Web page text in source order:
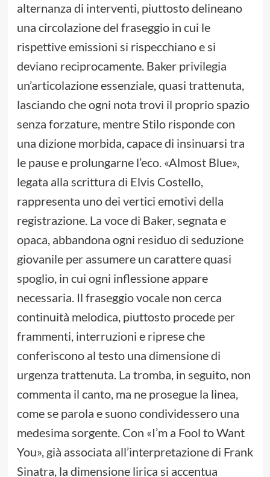
alternanza di interventi, piuttosto delineano
una circolazione del fraseggio in cui le
rispettive emissioni si rispecchiano e si
deviano reciprocamente. Baker privilegia
un’articolazione essenziale, quasi trattenuta,
lasciando che ogni nota trovi il proprio spazio
senza forzature, mentre Stilo risponde con
una dizione morbida, capace di insinuarsi tra
le pause e prolungarne l’eco. «Almost Blue»,
legata alla scrittura di Elvis Costello,
rappresenta uno dei vertici emotivi della
registrazione. La voce di Baker, segnata e
opaca, abbandona ogni residuo di seduzione
giovanile per assumere un carattere quasi
spoglio, in cui ogni inflessione appare
necessaria. Il fraseggio vocale non cerca
continuità melodica, piuttosto procede per
frammenti, interruzioni e riprese che
conferiscono al testo una dimensione di
urgenza trattenuta. La tromba, in seguito, non
commenta il canto, ma ne prosegue la linea,
come se parola e suono condividessero una
medesima sorgente. Con «I’m a Fool to Want
You», già associata all’interpretazione di Frank
Sinatra, la dimensione lirica si accentua